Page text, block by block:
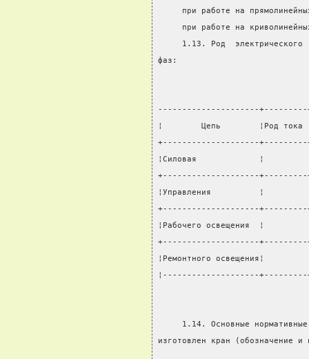
при работе на
при работе на
1.13. Род  электрического
фаз:
---------------------+---------
¦        Цепь        ¦Род тока
+--------------------
¦Силовая             ¦
+--------------------
¦Управления          ¦
+--------------------
¦Рабочего освещения
+--------------------
¦Ремонтного
¦--------------------
1.14. Основные
изготовлен кран (обозначение и